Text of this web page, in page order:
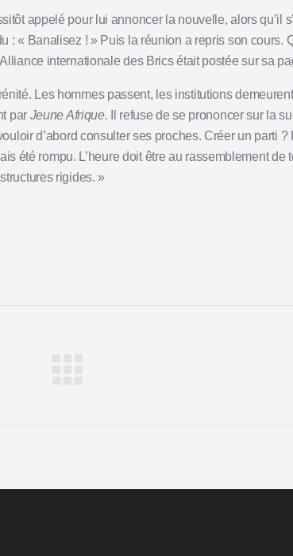
appelé pour lui annoncer la nouvelle, alors qu’il
: « Banalisez ! » Puis la réunion a repris son cours.
internationale des Brics était postée sur sa
Les hommes passent, les institutions
par Jeune Afrique.
Il refuse de se prononcer sur la
d’abord consulter ses proches. Créer un parti ?
été rompu. L’heure doit être au rassemblement de
rigides. »